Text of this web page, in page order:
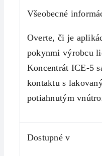
Všeobecné
Overte, či je
pokynmi výrobcu
Koncentrát ICE-5
kontaktu s
potiahnutým
Dostupné v